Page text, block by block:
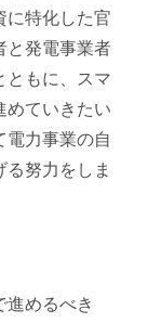
に特化した官
と発電事業者
ともに、スマ
めていきたい
電力事業の自
努力をしま
進めるべき